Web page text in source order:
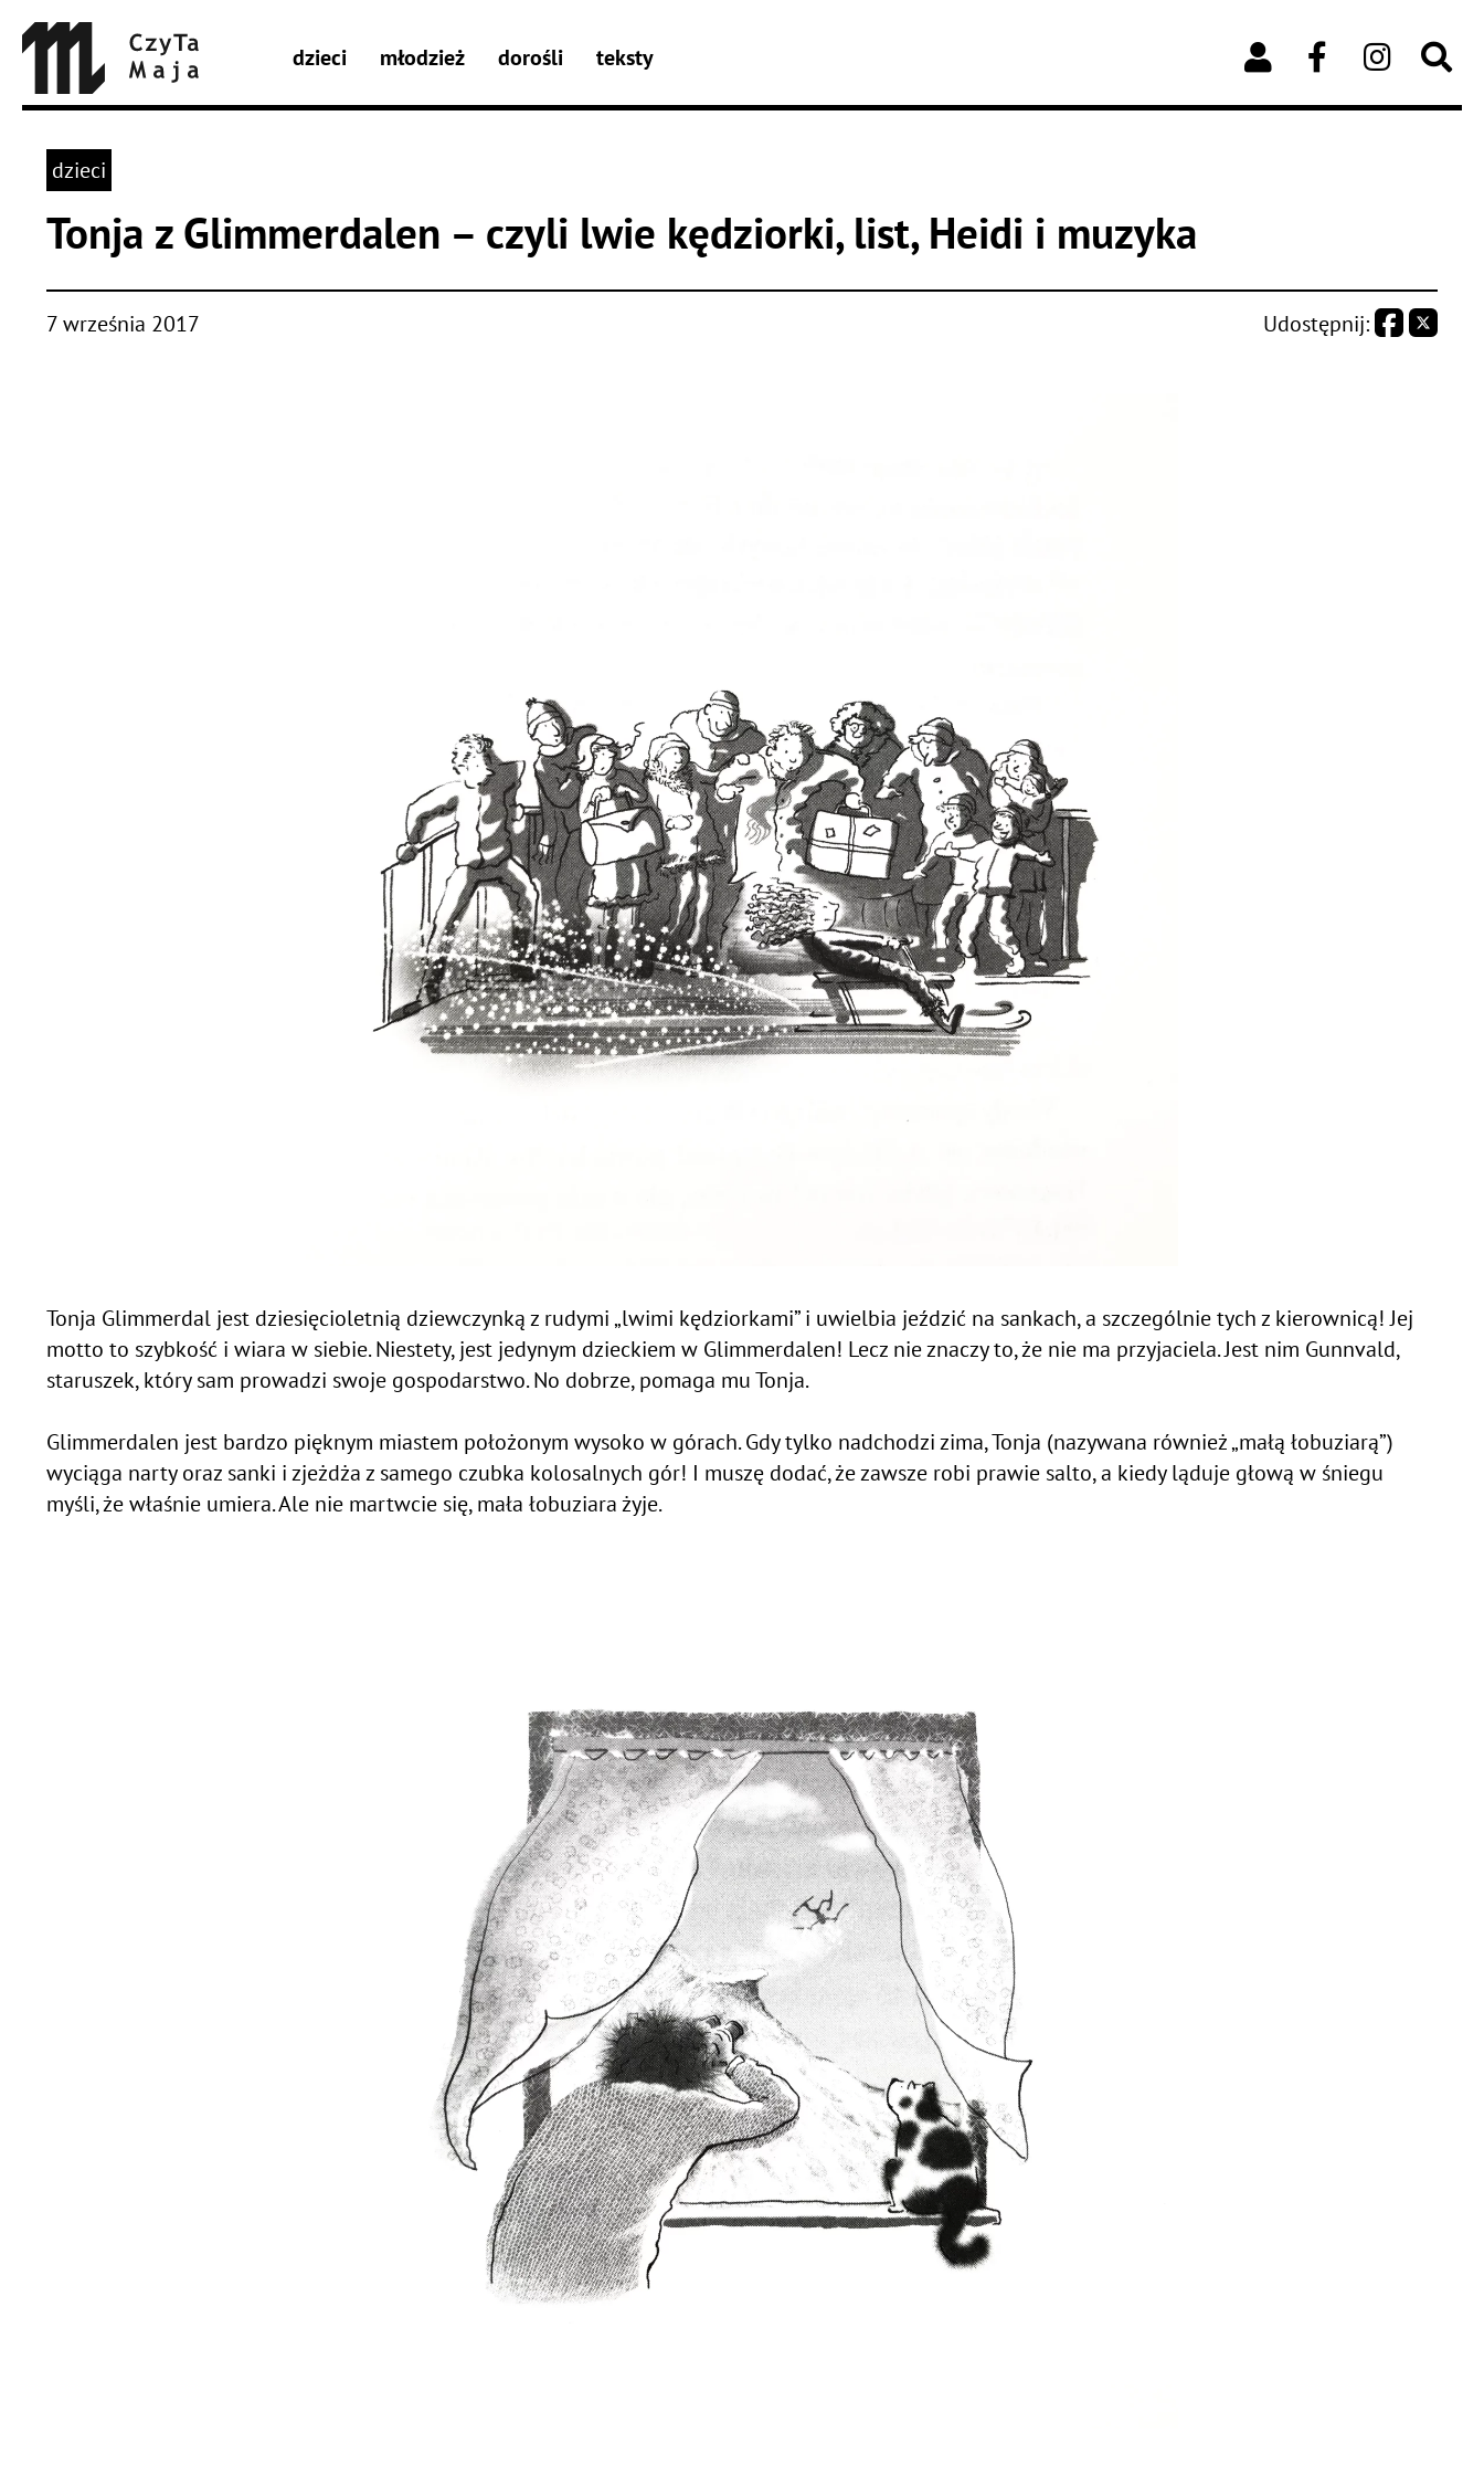
dzieci młodzież dorośli teksty
dzieci
Tonja z Glimmerdalen – czyli lwie kędziorki, list, Heidi i muzyka
7 września 2017 Udostępnij:
Tonja Glimmerdal jest dziesięcioletnią dziewczynką z rudymi „lwimi kędziorkami” i uwielbia jeździć na sankach, a szczególnie tych z kierownicą! Jej
motto to szybkość i wiara w siebie. Niestety, jest jedynym dzieckiem w Glimmerdalen! Lecz nie znaczy to, że nie ma przyjaciela. Jest nim Gunnvald,
staruszek, który sam prowadzi swoje gospodarstwo. No dobrze, pomaga mu Tonja.
Glimmerdalen jest bardzo pięknym miastem położonym wysoko w górach. Gdy tylko nadchodzi zima, Tonja (nazywana również „małą łobuziarą”)
wyciąga narty oraz sanki i zjeżdża z samego czubka kolosalnych gór! I muszę dodać, że zawsze robi prawie salto, a kiedy ląduje głową w śniegu
myśli, że właśnie umiera. Ale nie martwcie się, mała łobuziara żyje.